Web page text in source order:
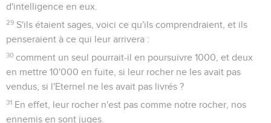
d'intelligence en eux.
29 S'ils étaient sages, voici ce qu'ils comprendraient, et ils
penseraient à ce qui leur arrivera :
30 comment un seul pourrait-il en poursuivre 1000, et deux
en mettre 10'000 en fuite, si leur rocher ne les avait pas
vendus, si l'Eternel ne les avait pas livrés ?
31 En effet, leur rocher n'est pas comme notre rocher, nos
ennemis en sont juges.